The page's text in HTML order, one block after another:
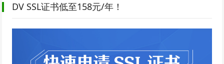
DV SSL证书低至158元/年！